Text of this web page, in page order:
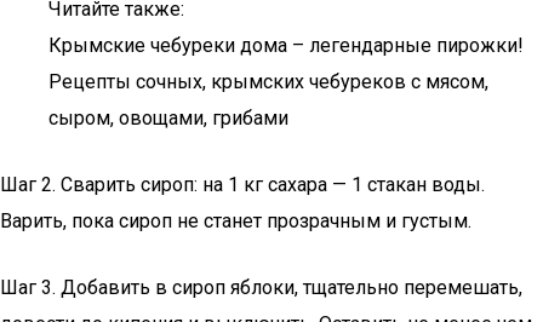
Читайте также:
Крымские чебуреки дома – легендарные пирожки!
Рецепты сочных, крымских чебуреков с мясом,
сыром, овощами, грибами
Шаг 2. Сварить сироп: на 1 кг сахара — 1 стакан воды.
Варить, пока сироп не станет прозрачным и густым.
Шаг 3. Добавить в сироп яблоки, тщательно перемешать,